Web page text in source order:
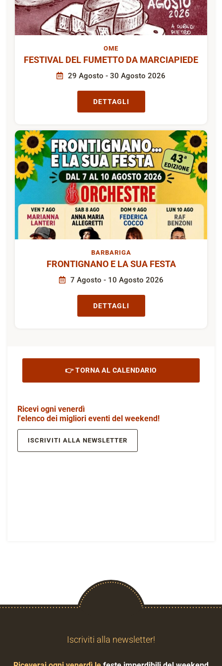
OME
FESTIVAL DEL FUMETTO DA MARCIAPIEDE
29 Agosto - 30 Agosto 2026
DETTAGLI
BARBARIGA
FRONTIGNANO E LA SUA FESTA
7 Agosto - 10 Agosto 2026
DETTAGLI
👉 TORNA AL CALENDARIO
Ricevi ogni venerdì
l'elenco dei migliori eventi del weekend!
ISCRIVITI ALLA NEWSLETTER
Iscriviti alla newsletter!